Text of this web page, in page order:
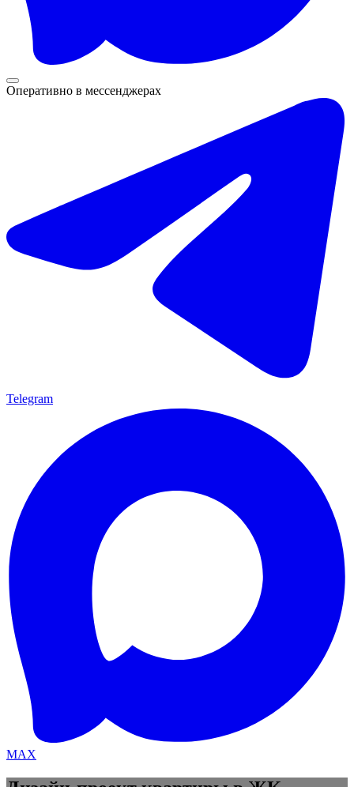
Оперативно в мессенджерах
Telegram
MAX